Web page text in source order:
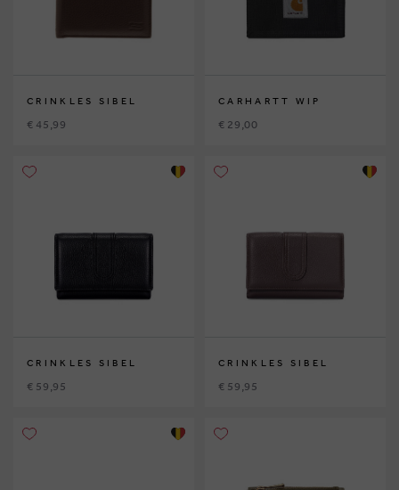
CRINKLES SIBEL
€ 45,99
CARHARTT WIP
€ 29,00
CRINKLES SIBEL
€ 59,95
CRINKLES SIBEL
€ 59,95